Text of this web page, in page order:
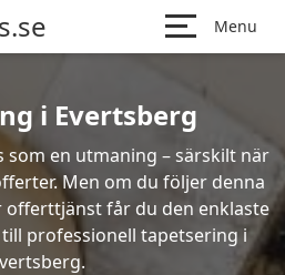
Menu
i Evertsberg
som en utmaning – särskilt när
Men om du följer denna
offerttjänst får du den enklaste
professionell tapetsering i